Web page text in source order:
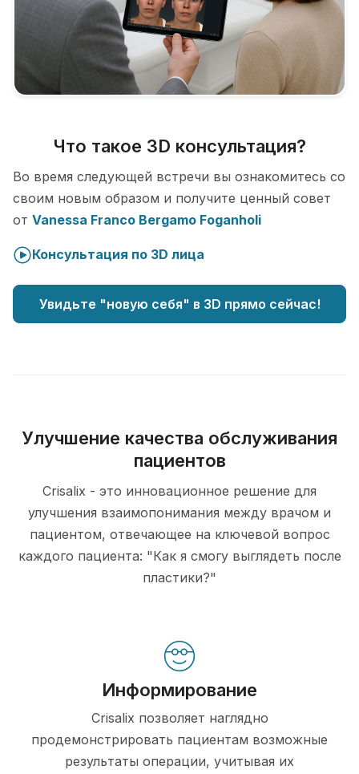
Что такое 3D консультация?
Во время следующей встречи вы ознакомитесь со
своим новым образом и получите ценный совет
от Vanessa Franco Bergamo Foganholi
Консультация по 3D лица
Увидьте "новую себя" в 3D прямо сейчас!
Улучшение качества обслуживания
пациентов
Crisalix - это инновационное решение для
улучшения взаимопонимания между врачом и
пациентом, отвечающее на ключевой вопрос
каждого пациента: "Как я смогу выглядеть после
пластики?"
Информирование
Crisalix позволяет наглядно
продемонстрировать пациентам возможные
результаты операции, учитывая их